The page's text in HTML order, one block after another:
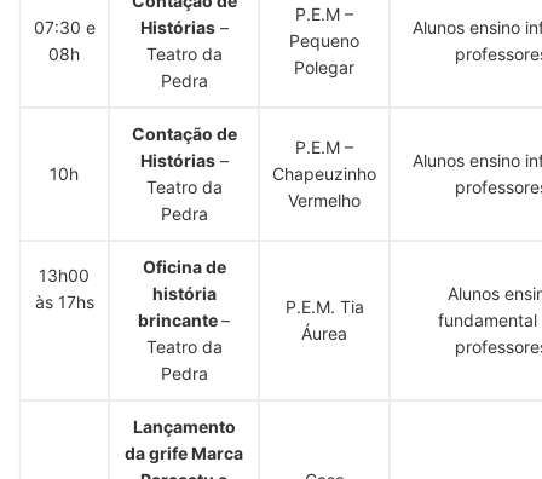
07:30 e
08h
Histórias–
Teatro da
Pedra
P.E.M –
Pequeno
Polegar
Alunos ensino
10h
Contação de
Histórias–
Teatro da
Pedra
P.E.M –
Chapeuzinho
Vermelho
Alunos ensino
13h00
às 17hs
Oficina de
história
brincante–
Teatro da
Pedra
P.E.M. Tia
Áurea
Alunos
fundamental
Lançamento
da grife Marca